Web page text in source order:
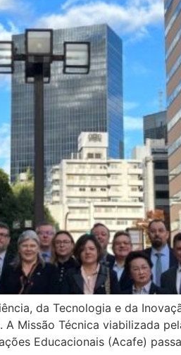
da Tecnologia e da
Missão Técnica viabilizada
Educacionais (Acafe)